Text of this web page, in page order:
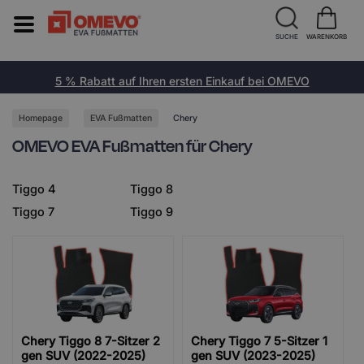
5 % Rabatt auf Ihren ersten Einkauf bei OMEVO
Homepage EVA Fußmatten Chery
OMEVO EVA Fußmatten für Chery
Tiggo 4
Tiggo 7
Tiggo 8
Tiggo 9
Chery Tiggo 8 7-Sitzer 2
gen SUV (2022-2025)
Chery Tiggo 7 5-Sitzer 1
gen SUV (2023-2025)
SUCHE WARENKORB